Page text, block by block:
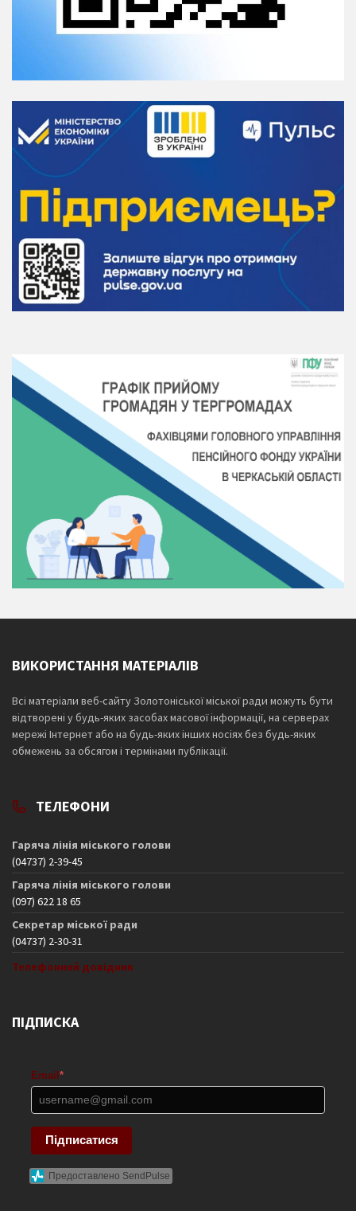
ВИКОРИСТАННЯ МАТЕРІАЛІВ
Всі матеріали веб-сайту Золотоніської міської ради можуть бути
відтворені у будь-яких засобах масової інформації, на серверах
мережі Інтернет або на будь-яких інших носіях без будь-яких
обмежень за обсягом і термінами публікації.
ТЕЛЕФОНИ
Гаряча лінія міського голови
(04737) 2-39-45
Гаряча лінія міського голови
(097) 622 18 65
Секретар міської ради
(04737) 2-30-31
Телефонний довідник
ПІДПИСКА
Email *
Підписатися
Предоставлено SendPulse